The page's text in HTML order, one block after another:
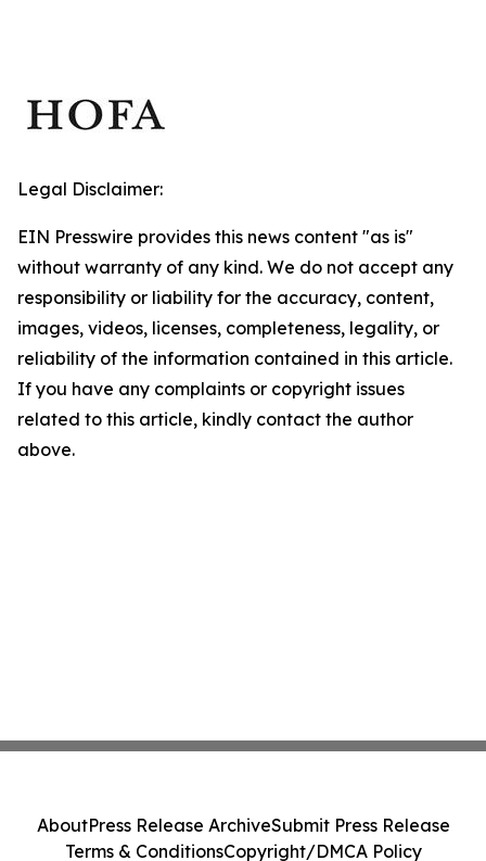
Legal Disclaimer:
EIN Presswire provides this news content "as is"
without warranty of any kind. We do not accept any
responsibility or liability for the accuracy, content,
images, videos, licenses, completeness, legality, or
reliability of the information contained in this article.
If you have any complaints or copyright issues
related to this article, kindly contact the author
above.
AboutPress Release ArchiveSubmit Press Release
Terms & ConditionsCopyright/DMCA Policy